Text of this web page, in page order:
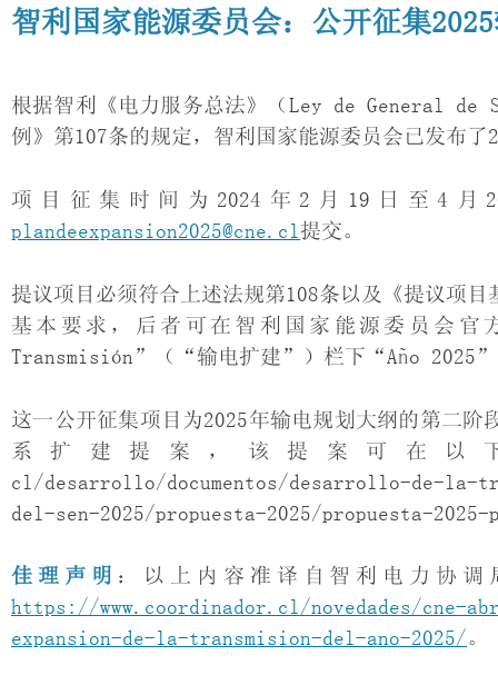
智利国家能源委员会：公开征集
根据智利《电力服务总法》（Ley de General
例》第107条的规定，智利国家能源委员会已发布
项目征集时间为2024年2月19日至4
plandeexpansion2025@cne.cl 提交。
提议项目必须符合上述法规第108条以及《提议项目
基本要求，后者可在智利国家能源委员会官
Transmisión”（“输电扩建”）栏下“Año
这一公开征集项目为2025年输电规划大纲的第二
系扩建提案，该提案可在以下
cl/desarrollo/documentos/desarrollo-de-la-
del-sen-2025/propuesta-2025/propuesta-2025-
佳理声明 ：以上内容准译自智利电力协调
https://www.coordinador.cl/novedades/cne-
expansion-de-la-transmision-del-ano-2025/。